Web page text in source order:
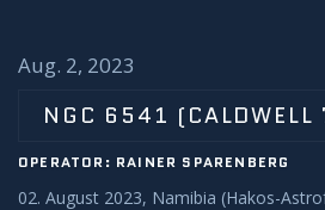
EQUIPMENT
Aug. 2, 2023
NGC 6541 (CALDWELL
OPERATOR: RAINER SPARENBERG
02. August 2023, Namibia (Hakos-